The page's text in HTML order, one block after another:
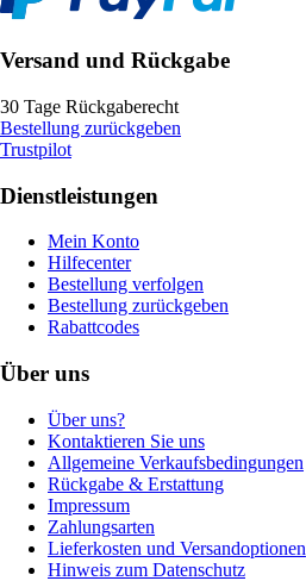
Versand und Rückgabe
30 Tage Rückgaberecht
Bestellung zurückgeben
Trustpilot
Dienstleistungen
Mein Konto
Hilfecenter
Bestellung verfolgen
Bestellung zurückgeben
Rabattcodes
Über uns
Über uns?
Kontaktieren Sie uns
Allgemeine Verkaufsbedingungen
Rückgabe & Erstattung
Impressum
Zahlungsarten
Lieferkosten und Versandoptionen
Hinweis zum Datenschutz